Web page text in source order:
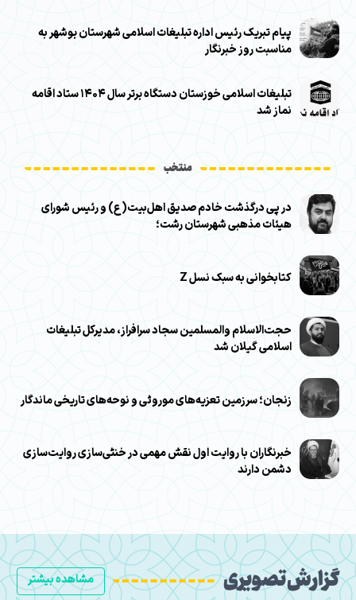
پیام تبریک رئیس اداره تبلیغات اسلامی شهرستان بوشهر به
مناسبت روز خبرنگار
تبلیغات اسلامی خوزستان دستگاه برتر سال ۱۴۰۴ ستاد اقامه
نماز شد
منتخب
در پی درگذشت خادم صدیق اهل‌بیت(ع) و رئیس شورای
هیئات مذهبی شهرستان رشت؛
کتابخوانی به سبک نسل Z
حجت‌الاسلام والمسلمین سجاد سرافراز، مدیرکل تبلیغات
اسلامی گیلان شد
زنجان؛ سرزمین تعزیه‌های موروثی و نوحه‌های تاریخی ماندگار
خبرنگاران با روایت اول نقش مهمی در خنثی‌سازی روایت‌سازی
دشمن دارند
مشاهده بیشتر گزارش تصویری